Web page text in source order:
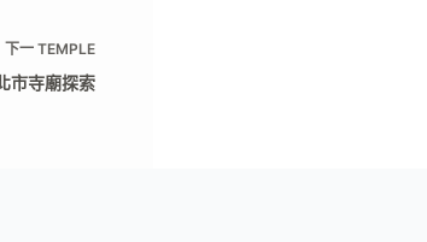
下一 TEMPLE
市寺廟探索